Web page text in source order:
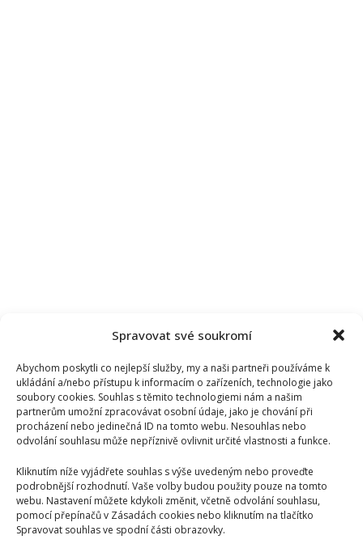
Spravovat své soukromí
Abychom poskytli co nejlepší služby, my a naši partneři používáme k
ukládání a/nebo přístupu k informacím o zařízeních, technologie jako
soubory cookies. Souhlas s těmito technologiemi nám a našim
partnerům umožní zpracovávat osobní údaje, jako je chování při
procházení nebo jedinečná ID na tomto webu. Nesouhlas nebo
odvolání souhlasu může nepříznivě ovlivnit určité vlastnosti a funkce.
Kliknutím níže vyjádřete souhlas s výše uvedeným nebo proveďte
podrobnější rozhodnutí. Vaše volby budou použity pouze na tomto
webu. Nastavení můžete kdykoli změnit, včetně odvolání souhlasu,
pomocí přepínačů v Zásadách cookies nebo kliknutím na tlačítko
Spravovat souhlas ve spodní části obrazovky.